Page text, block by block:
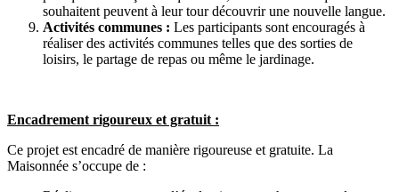
souhaitent peuvent à leur tour découvrir une nouvelle langue.
Activités communes : Les participants sont encouragés à
réaliser des activités communes telles que des sorties de
loisirs, le partage de repas ou même le jardinage.
Encadrement rigoureux et gratuit :
Ce projet est encadré de manière rigoureuse et gratuite. La
Maisonnée s’occupe de :